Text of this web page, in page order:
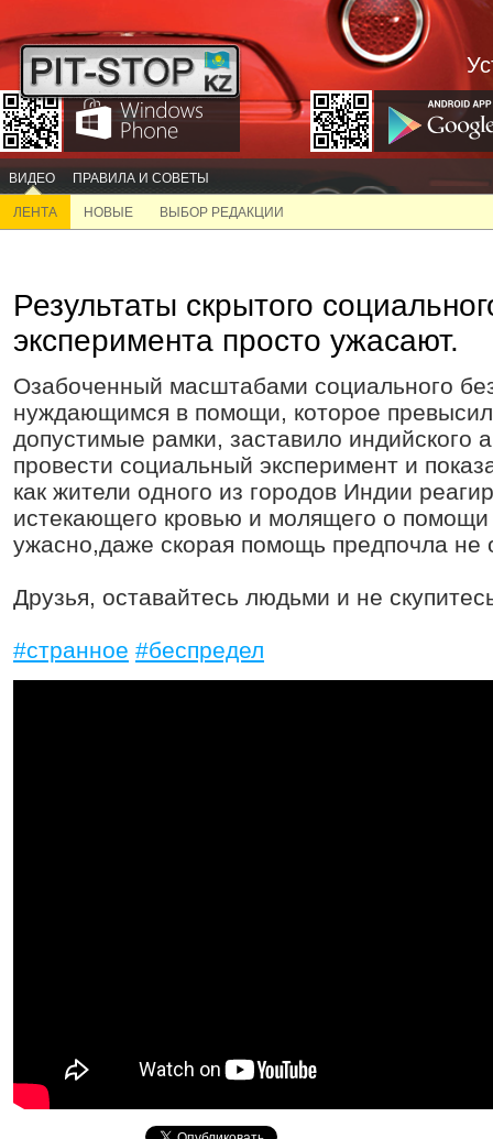
ВИДЕО ПРАВИЛА И СОВЕТЫ
ЛЕНТА НОВЫЕ ВЫБОР РЕДАКЦИИ
Результаты скрытого
эксперимента просто ужасают.
Озабоченный масштабами социального
нуждающимся в помощи, которое
допустимые рамки, заставило индийского
провести социальный эксперимент и
как жители одного из городов Индии
истекающего кровью и молящего о помощи
ужасно,даже скорая помощь предпочла не
Друзья, оставайтесь людьми и не
#странное #беспредел